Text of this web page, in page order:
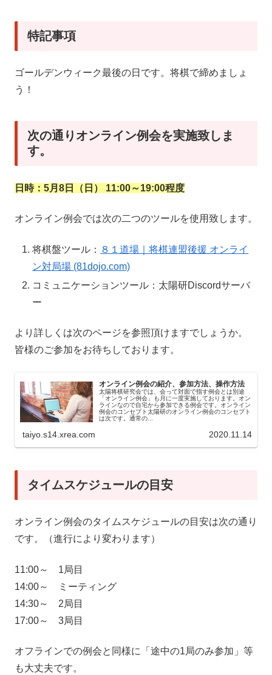
特記事項
ゴールデンウィーク最後の日です。将棋で締めましょ
う！
次の通りオンライン例会を実施致しま
す。
日時：5月8日（日） 11:00～19:00程度
オンライン例会では次の二つのツールを使用致します。
将棋盤ツール： ８１道場｜将棋連盟後援 オンライ
ン対局場 (81dojo.com)
コミュニケーションツール：太陽研Discordサーバ
ー
より詳しくは次のページを参照頂けますでしょうか。
皆様のご参加をお待ちしております。
オンライン例会の紹介、参加方法、操作方法
太陽将棋研究会では、会って対面で指す例会とは別途
「オンライン例会」も月に一度実施しております。オン
ラインなので自宅から参加できる例会です。オンライン
例会のコンセプト太陽研のオンライン例会のコンセプト
は次です。通常の...
taiyo.s14.xrea.com 2020.11.14
タイムスケジュールの目安
オンライン例会のタイムスケジュールの目安は次の通り
です。（進行により変わります）
11:00～ 1局目
14:00～ ミーティング
14:30～ 2局目
17:00～ 3局目
オフラインでの例会と同様に「途中の1局のみ参加」等
も大丈夫です。